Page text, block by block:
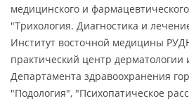
медицинского и
"Трихология. Диагностика и
Институт восточной медицины
практический центр дерматологии
Департамента здравоохранения
"Подология", "Психопатическое